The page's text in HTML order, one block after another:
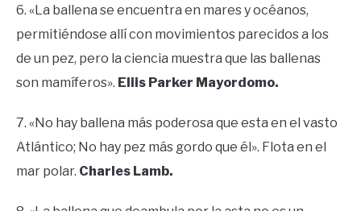
6. «La ballena se encuentra en mares y océanos,
permitiéndose allí con movimientos parecidos a los
de un pez, pero la ciencia muestra que las ballenas
son mamíferos». Eliis Parker Mayordomo.
7. «No hay ballena más poderosa que esta en el vasto
Atlántico; No hay pez más gordo que él». Flota en el
mar polar. Charles Lamb.